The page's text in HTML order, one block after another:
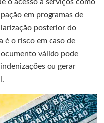
o acesso a serviços como
em programas de
posterior do
é o risco em caso de
válido pode
ou gerar